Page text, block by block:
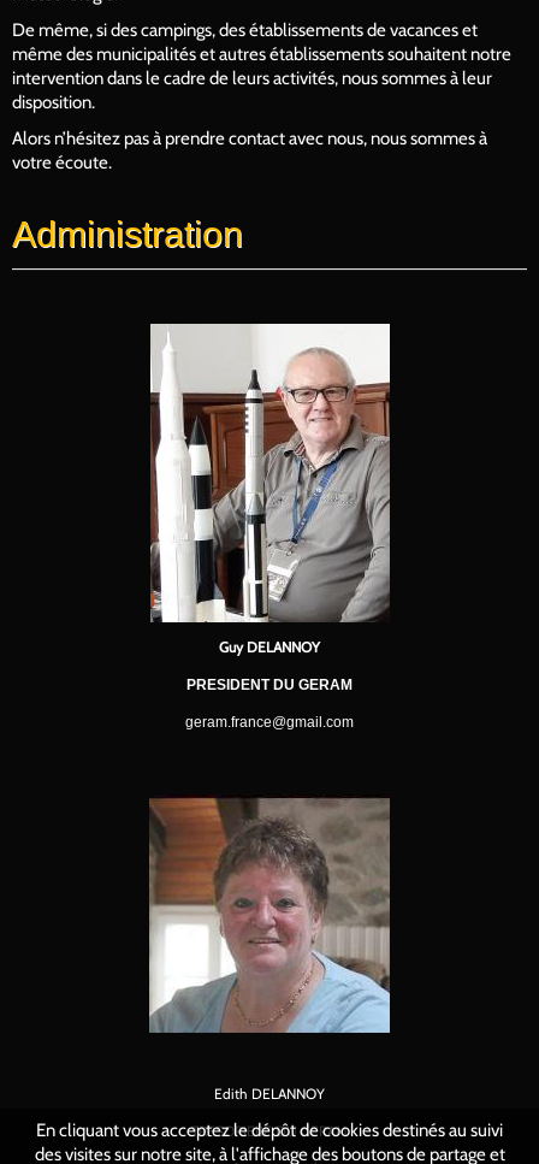
De même, si des campings, des établissements de vacances et
même des municipalités et autres établissements souhaitent notre
intervention dans le cadre de leurs activités, nous sommes à leur
disposition.
Alors n’hésitez pas à prendre contact avec nous, nous sommes à
votre écoute.
Administration
Guy DELANNOY
PRESIDENT DU GERAM
geram.france@gmail.com
Edith DELANNOY
TRESORIERE DU GERAM
En cliquant vous acceptez le dépôt de cookies destinés au suivi
des visites sur notre site, à l'affichage des boutons de partage et